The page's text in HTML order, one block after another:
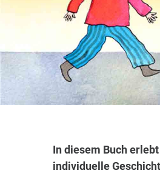
In diesem Buch erlebt
individuelle